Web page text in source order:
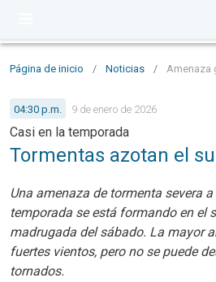
Página de inicio / Noticias / Amenaza
04:30 p.m. 9 de enero de 2026
Casi en la temporada
Tormentas azotan el
Una amenaza de tormenta severa
temporada se está formando en el
madrugada del sábado. La mayor
fuertes vientos, pero no se puede
tornados.